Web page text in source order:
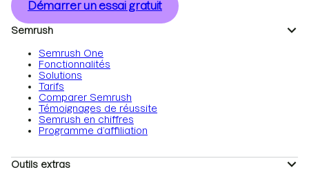
Démarrer un essai gratuit
Semrush
Semrush One
Fonctionnalités
Solutions
Tarifs
Comparer Semrush
Témoignages de réussite
Semrush en chiffres
Programme d’affiliation
Outils extras